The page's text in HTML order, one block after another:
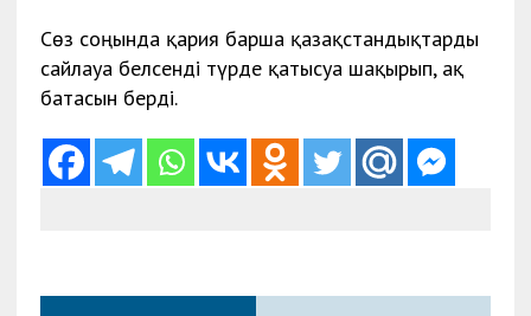
Сөз соңында қария барша қазақстандықтарды
сайлауға белсенді түрде қатысуға шақырып, ақ
батасын берді.